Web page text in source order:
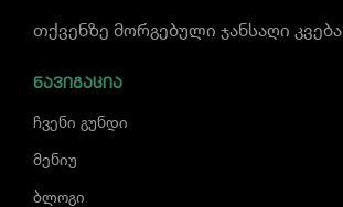
თქვენზე მორგებული ჯანსაღი კვება
ᲜᲐᲕᲘᲒᲐᲪᲘᲐ
ჩვენი გუნდი
მენიუ
ბლოგი